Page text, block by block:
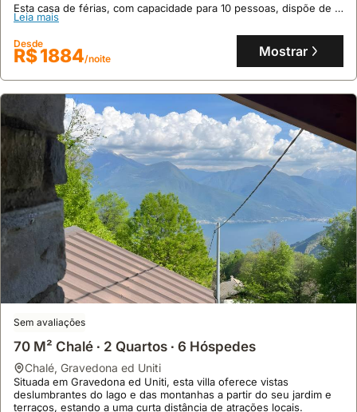
Esta casa de férias, com capacidade para 10 pessoas, dispõe de 3
quartos, 2 casas de banho e uma cozinha totalmente equipada,
sendo um ponto de partida perfeito para explorar a região, com a
vantagem de promover um detox digital devido à ausência de Wi-
Fi.
Leia mais
Desde
R$ 1884/noite Mostrar
Sem avaliações
70 M² Chalé ∙ 2 Quartos ∙ 6 Hóspedes
chalé, Gravedona ed Uniti
Situada em Gravedona ed Uniti, esta villa oferece vistas
deslumbrantes do lago e das montanhas a partir do seu jardim e
terraços, estando a uma curta distância de atrações locais.